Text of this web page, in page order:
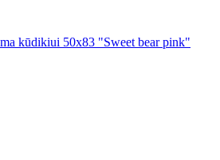
kūdikiui 50x83 "Sweet bear pink"